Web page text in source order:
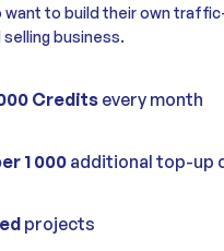
want to build their own
business.
Credits every month
1 000additional top-up
projects